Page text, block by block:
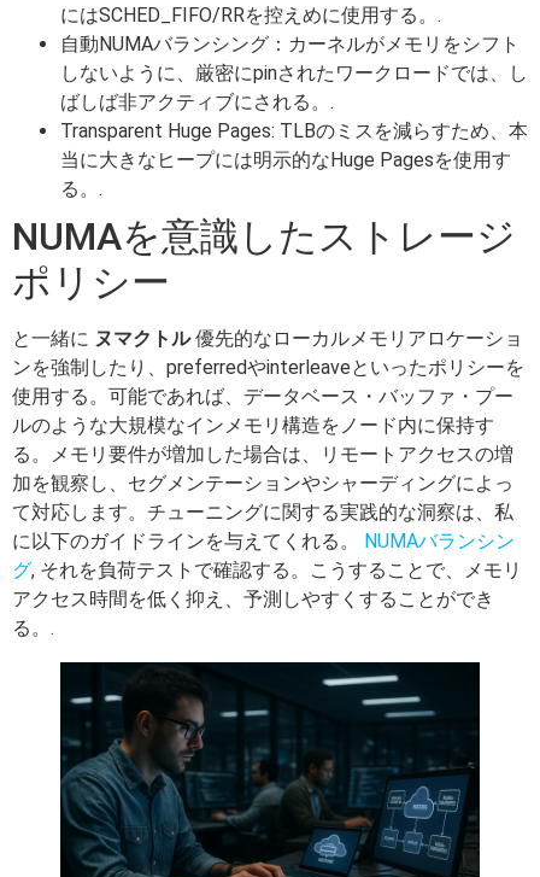
にはSCHED_FIFO/RRを控えめに使用する。.
自動NUMAバランシング：カーネルがメモリをシフト
しないように、厳密にpinされたワークロードでは、し
ばしば非アクティブにされる。.
Transparent Huge Pages: TLBのミスを減らすため、本
当に大きなヒープには明示的なHuge Pagesを使用す
る。.
NUMAを意識したストレージ
ポリシー
と一緒に ヌマクトル優先的なローカルメモリアロケーショ
ンを強制したり、preferredやinterleaveといったポリシーを
使用する。可能であれば、データベース・バッファ・プー
ルのような大規模なインメモリ構造をノード内に保持す
る。メモリ要件が増加した場合は、リモートアクセスの増
加を観察し、セグメンテーションやシャーディングによっ
て対応します。チューニングに関する実践的な洞察は、私
に以下のガイドラインを与えてくれる。
NUMAバランシン
グ, それを負荷テストで確認する。こうすることで、メモリ
アクセス時間を低く抑え、予測しやすくすることができ
る。.